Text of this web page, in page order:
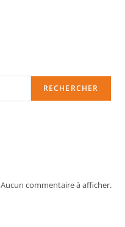
RECHERCHER
Aucun commentaire à afficher.